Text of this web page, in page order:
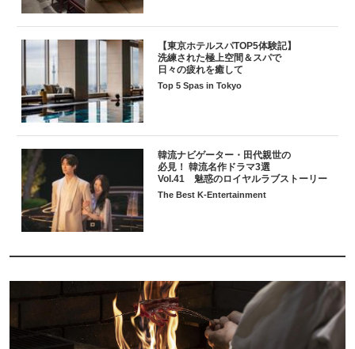
【東京ホテルスパTOP5体験記】
洗練された極上空間＆スパで
日々の疲れを癒して
Top 5 Spas in Tokyo
韓流ナビゲーター・田代親世の
必見！ 韓流名作ドラマ3選
Vol.41 魅惑のロイヤルラブストーリー
The Best K-Entertainment